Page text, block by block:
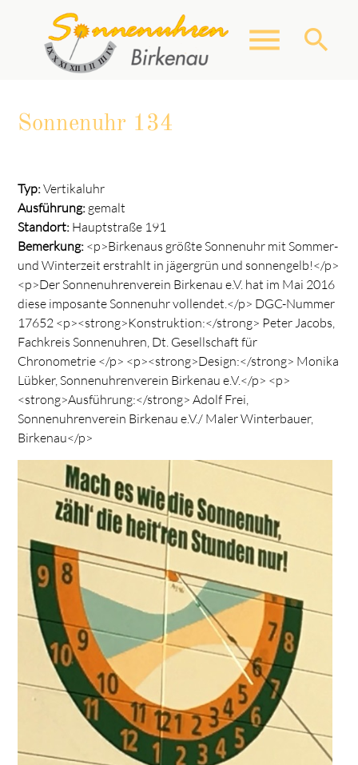
menu search
Suchbegriffe
Sonnenuhr 134
Typ:Vertikaluhr
Ausführung: gemalt
Standort: Hauptstraße 191
Bemerkung: <p>Birkenaus größte Sonnenuhr mit Sommer-
und Winterzeit erstrahlt in jägergrün und sonnengelb!</p>
<p>Der Sonnenuhrenverein Birkenau e.V. hat im Mai 2016
diese imposante Sonnenuhr vollendet.</p> DGC-Nummer
17652 <p><strong>Konstruktion:</strong> Peter Jacobs,
Fachkreis Sonnenuhren, Dt. Gesellschaft für
Chronometrie </p> <p><strong>Design:</strong> Monika
Lübker, Sonnenuhrenverein Birkenau e.V.</p> <p>
<strong>Ausführung:</strong> Adolf Frei,
Sonnenuhrenverein Birkenau e.V./ Maler Winterbauer,
Birkenau</p>